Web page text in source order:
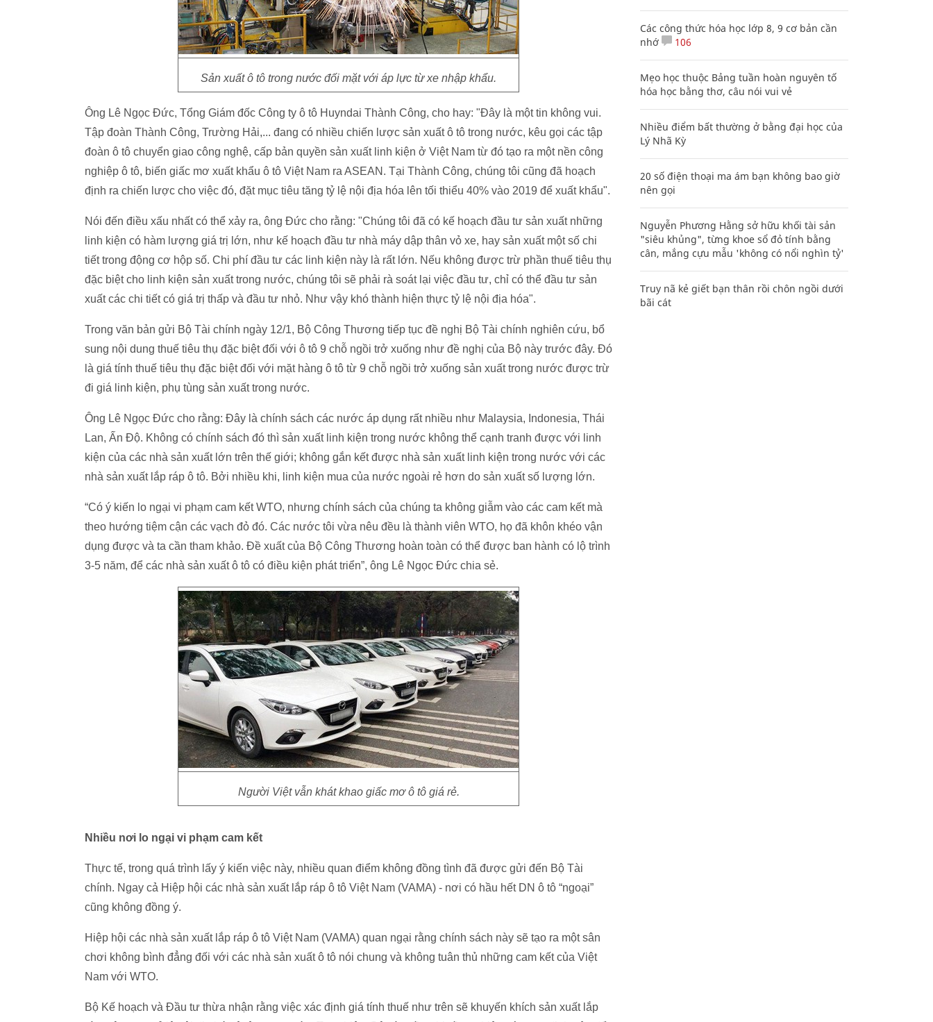
Sản xuất ô tô trong nước đối mặt với áp lực từ xe nhập khẩu.
Ông Lê Ngọc Đức, Tổng Giám đốc Công ty ô tô Huyndai Thành Công, cho hay: "Đây là một tin không vui.
Tập đoàn Thành Công, Trường Hải,... đang có nhiều chiến lược sản xuất ô tô trong nước, kêu gọi các tập
đoàn ô tô chuyển giao công nghệ, cấp bản quyền sản xuất linh kiện ở Việt Nam từ đó tạo ra một nền công
nghiệp ô tô, biến giấc mơ xuất khẩu ô tô Việt Nam ra ASEAN. Tại Thành Công, chúng tôi cũng đã hoạch
định ra chiến lược cho việc đó, đặt mục tiêu tăng tỷ lệ nội địa hóa lên tối thiểu 40% vào 2019 để xuất khẩu".
Nói đến điều xấu nhất có thể xảy ra, ông Đức cho rằng: "Chúng tôi đã có kế hoạch đầu tư sản xuất những
linh kiện có hàm lượng giá trị lớn, như kế hoạch đầu tư nhà máy dập thân vỏ xe, hay sản xuất một số chi
tiết trong động cơ hộp số. Chi phí đầu tư các linh kiện này là rất lớn. Nếu không được trừ phần thuế tiêu thụ
đặc biệt cho linh kiện sản xuất trong nước, chúng tôi sẽ phải rà soát lại việc đầu tư, chỉ có thể đầu tư sản
xuất các chi tiết có giá trị thấp và đầu tư nhỏ. Như vậy khó thành hiện thực tỷ lệ nội địa hóa".
Trong văn bản gửi Bộ Tài chính ngày 12/1, Bộ Công Thương tiếp tục đề nghị Bộ Tài chính nghiên cứu, bổ
sung nội dung thuế tiêu thụ đặc biệt đối với ô tô 9 chỗ ngồi trở xuống như đề nghị của Bộ này trước đây. Đó
là giá tính thuế tiêu thụ đặc biệt đối với mặt hàng ô tô từ 9 chỗ ngồi trở xuống sản xuất trong nước được trừ
đi giá linh kiện, phụ tùng sản xuất trong nước.
Ông Lê Ngọc Đức cho rằng: Đây là chính sách các nước áp dụng rất nhiều như Malaysia, Indonesia, Thái
Lan, Ấn Độ. Không có chính sách đó thì sản xuất linh kiện trong nước không thể cạnh tranh được với linh
kiện của các nhà sản xuất lớn trên thế giới; không gắn kết được nhà sản xuất linh kiện trong nước với các
nhà sản xuất lắp ráp ô tô. Bởi nhiều khi, linh kiện mua của nước ngoài rẻ hơn do sản xuất số lượng lớn.
“Có ý kiến lo ngại vi phạm cam kết WTO, nhưng chính sách của chúng ta không giẫm vào các cam kết mà
theo hướng tiệm cận các vạch đỏ đó. Các nước tôi vừa nêu đều là thành viên WTO, họ đã khôn khéo vận
dụng được và ta cần tham khảo. Đề xuất của Bộ Công Thương hoàn toàn có thể được ban hành có lộ trình
3-5 năm, để các nhà sản xuất ô tô có điều kiện phát triển”, ông Lê Ngọc Đức chia sẻ.
Người Việt vẫn khát khao giấc mơ ô tô giá rẻ.
Nhiều nơi lo ngại vi phạm cam kết
Thực tế, trong quá trình lấy ý kiến việc này, nhiều quan điểm không đồng tình đã được gửi đến Bộ Tài
chính. Ngay cả Hiệp hội các nhà sản xuất lắp ráp ô tô Việt Nam (VAMA) - nơi có hầu hết DN ô tô “ngoại”
cũng không đồng ý.
Hiệp hội các nhà sản xuất lắp ráp ô tô Việt Nam (VAMA) quan ngại rằng chính sách này sẽ tạo ra một sân
chơi không bình đẳng đối với các nhà sản xuất ô tô nói chung và không tuân thủ những cam kết của Việt
Nam với WTO.
Bộ Kế hoạch và Đầu tư thừa nhận rằng việc xác định giá tính thuế như trên sẽ khuyến khích sản xuất lắp
Các công thức hóa học lớp 8, 9 cơ bản cần
nhớ
106
Mẹo học thuộc Bảng tuần hoàn nguyên tố
hóa học bằng thơ, câu nói vui vẻ
Nhiều điểm bất thường ở bằng đại học của
Lý Nhã Kỳ
20 số điện thoại ma ám bạn không bao giờ
nên gọi
Nguyễn Phương Hằng sở hữu khối tài sản
"siêu khủng", từng khoe sổ đỏ tính bằng
cân, mắng cựu mẫu 'không có nổi nghìn tỷ'
Truy nã kẻ giết bạn thân rồi chôn ngồi dưới
bãi cát